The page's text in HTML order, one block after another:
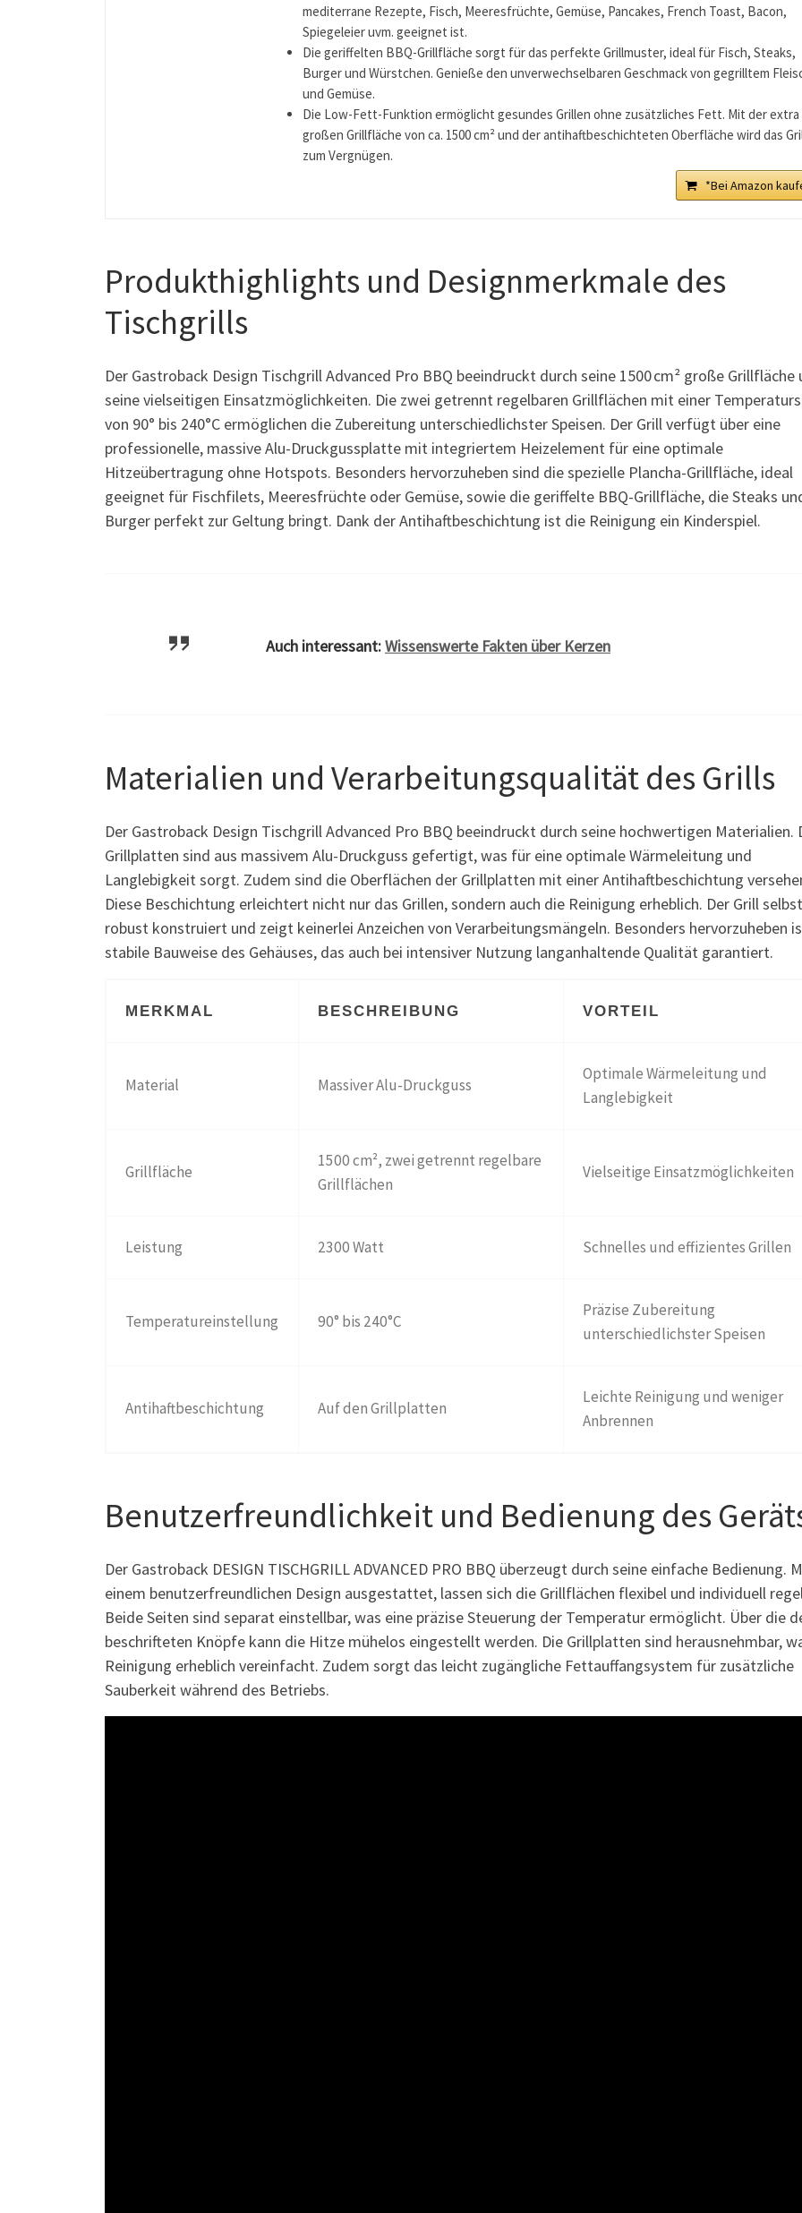
mediterrane Rezepte, Fisch, Meeresfrüchte, Gemüse, Pancakes, French Toast, Bacon,
Spiegeleier uvm. geeignet ist.
Die geriffelten BBQ-Grillfläche sorgt für das perfekte Grillmuster, ideal für Fisch, Steaks,
Burger und Würstchen. Genieße den unverwechselbaren Geschmack von gegrilltem
und Gemüse.
Die Low-Fett-Funktion ermöglicht gesundes Grillen ohne zusätzliches Fett. Mit der extra
großen Grillfläche von ca. 1500 cm² und der antihaftbeschichteten Oberfläche wird das
zum Vergnügen.
*Bei Amazon
Produkthighlights und Designmerkmale des
Tischgrills
Der Gastroback Design Tischgrill Advanced Pro BBQ beeindruckt durch seine 1500 cm² große Grillfläche
seine vielseitigen Einsatzmöglichkeiten. Die zwei getrennt regelbaren Grillflächen mit einer
von 90° bis 240°C ermöglichen die Zubereitung unterschiedlichster Speisen. Der Grill verfügt über eine
professionelle, massive Alu-Druckgussplatte mit integriertem Heizelement für eine optimale
Hitzeübertragung ohne Hotspots. Besonders hervorzuheben sind die spezielle Plancha-Grillfläche, ideal
geeignet für Fischfilets, Meeresfrüchte oder Gemüse, sowie die geriffelte BBQ-Grillfläche, die Steaks
Burger perfekt zur Geltung bringt. Dank der Antihaftbeschichtung ist die Reinigung ein Kinderspiel.
Auch interessant:Wissenswerte Fakten über Kerzen
Materialien und Verarbeitungsqualität des Grills
Der Gastroback Design Tischgrill Advanced Pro BBQ beeindruckt durch seine hochwertigen Materialien.
Grillplatten sind aus massivem Alu-Druckguss gefertigt, was für eine optimale Wärmeleitung und
Langlebigkeit sorgt. Zudem sind die Oberflächen der Grillplatten mit einer Antihaftbeschichtung
Diese Beschichtung erleichtert nicht nur das Grillen, sondern auch die Reinigung erheblich. Der Grill
robust konstruiert und zeigt keinerlei Anzeichen von Verarbeitungsmängeln. Besonders hervorzuheben
stabile Bauweise des Gehäuses, das auch bei intensiver Nutzung langanhaltende Qualität garantiert.
MERKMAL BESCHREIBUNG VORTEIL
Material Massiver Alu-Druckguss
Optimale Wärmeleitung und
Langlebigkeit
Grillfläche
1500 cm², zwei getrennt regelbare
Grillflächen
Vielseitige Einsatzmöglichkeiten
Leistung 2300 Watt Schnelles und effizientes Grillen
Temperatureinstellung 90° bis 240°C
Präzise Zubereitung
unterschiedlichster Speisen
Antihaftbeschichtung Auf den Grillplatten
Leichte Reinigung und weniger
Anbrennen
Benutzerfreundlichkeit und Bedienung des
Der Gastroback DESIGN TISCHGRILL ADVANCED PRO BBQ überzeugt durch seine einfache Bedienung.
einem benutzerfreundlichen Design ausgestattet, lassen sich die Grillflächen flexibel und individuell
Beide Seiten sind separat einstellbar, was eine präzise Steuerung der Temperatur ermöglicht. Über die
beschrifteten Knöpfe kann die Hitze mühelos eingestellt werden. Die Grillplatten sind herausnehmbar,
Reinigung erheblich vereinfacht. Zudem sorgt das leicht zugängliche Fettauffangsystem für zusätzliche
Sauberkeit während des Betriebs.